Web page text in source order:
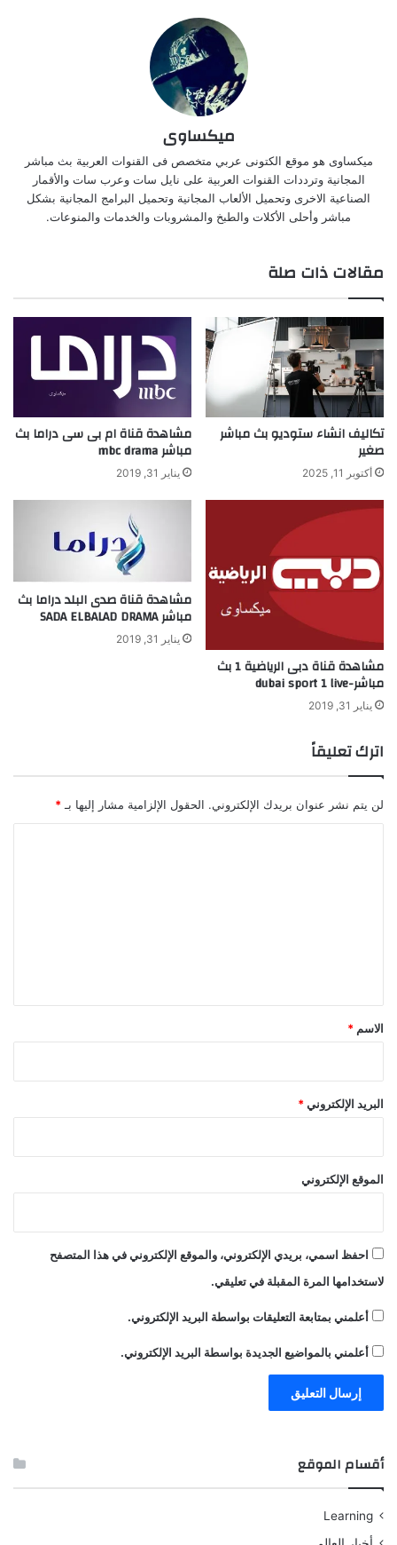
ميكساوى
ميكساوى هو موقع الكتونى عربي متخصص فى القنوات العربية بث مباشر
المجانية وترددات القنوات العربية على نايل سات وعرب سات والأقمار
الصناعية الاخرى وتحميل الألعاب المجانية وتحميل البرامج المجانية بشكل
مباشر وأحلى الأكلات والطبخ والمشروبات والخدمات والمنوعات.
مقالات ذات صلة
تكاليف انشاء ستوديو بث مباشر
صغير
أكتوبر 11, 2025
مشاهدة قناة ام بى سى دراما بث
مباشر mbc drama
يناير 31, 2019
مشاهدة قناة دبى الرياضية 1 بث
مباشر-dubai sport 1 live
يناير 31, 2019
مشاهدة قناة صدى البلد دراما بث
مباشر SADA ELBALAD DRAMA
يناير 31, 2019
اترك تعليقاً
لن يتم نشر عنوان بريدك الإلكتروني. الحقول الإلزامية مشار إليها بـ *
*
الاسم *
البريد الإلكتروني *
الموقع الإلكتروني
احفظ اسمي، بريدي الإلكتروني، والموقع الإلكتروني في هذا المتصفح
لاستخدامها المرة المقبلة في تعليقي.
أعلمني بمتابعة التعليقات بواسطة البريد الإلكتروني.
أعلمني بالمواضيع الجديدة بواسطة البريد الإلكتروني.
أقسام الموقع
Learning